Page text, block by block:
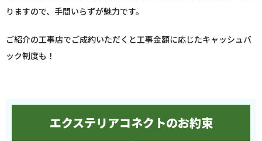
りますので、手間いらずが魅力です。
ご紹介の工事店でご成約いただくと工事金額に応じたキャッシュバ
ック制度も！
エクステリアコネクトのお約束